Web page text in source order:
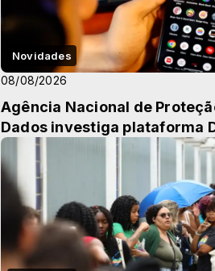
Novidades
08/08/2026
Agência Nacional de
Dados investiga plataforma